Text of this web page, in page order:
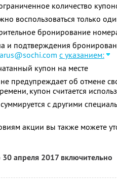
количество
воспользоваться только
бронирование
и подтверждения
с указанием:
купон на месте
предупреждает об отмене
купон считается
с другими
акции вы также можете
апреля 2017 включительно